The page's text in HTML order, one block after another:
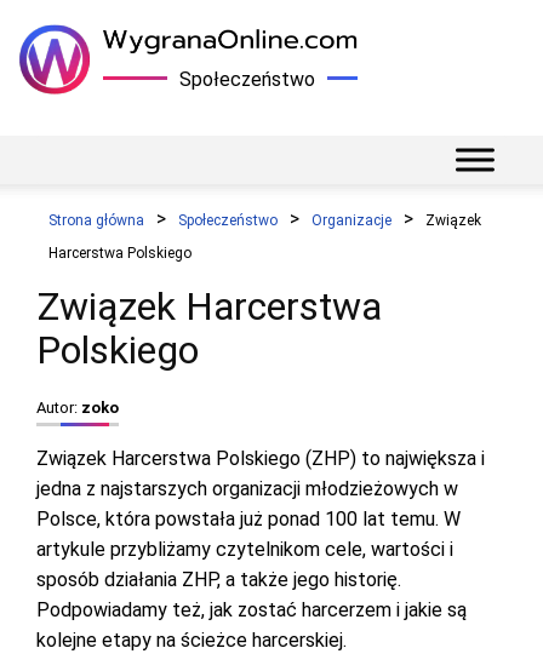
Społeczeństwo
Strona główna Społeczeństwo Organizacje
Związek
Harcerstwa Polskiego
Związek Harcerstwa
Polskiego
Autor: zoko
Związek Harcerstwa Polskiego (ZHP) to największa i
jedna z najstarszych organizacji młodzieżowych w
Polsce, która powstała już ponad 100 lat temu. W
artykule przybliżamy czytelnikom cele, wartości i
sposób działania ZHP, a także jego historię.
Podpowiadamy też, jak zostać harcerzem i jakie są
kolejne etapy na ścieżce harcerskiej.